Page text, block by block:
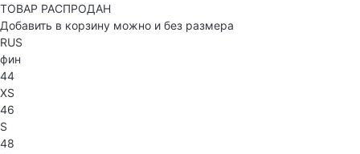
ТОВАР РАСПРОДАН
Добавить в корзину можно и без размера
RUS
фин
44
XS
46
S
48